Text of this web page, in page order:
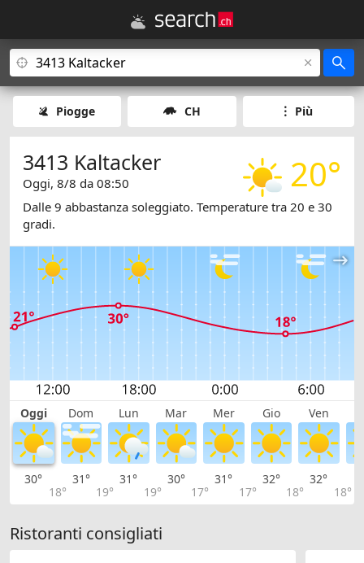
Piogge CH Più
20°
3413 Kaltacker
Oggi, 8/8 da 08:50
Dalle 9 abbastanza soleggiato. Temperature tra 20 e 30
gradi.
Oggi Dom Lun Mar Mer Gio Ven
30°
18°
31°
19°
31°
19°
30°
17°
31°
17°
32°
18°
32°
18°
Ristoranti consigliati